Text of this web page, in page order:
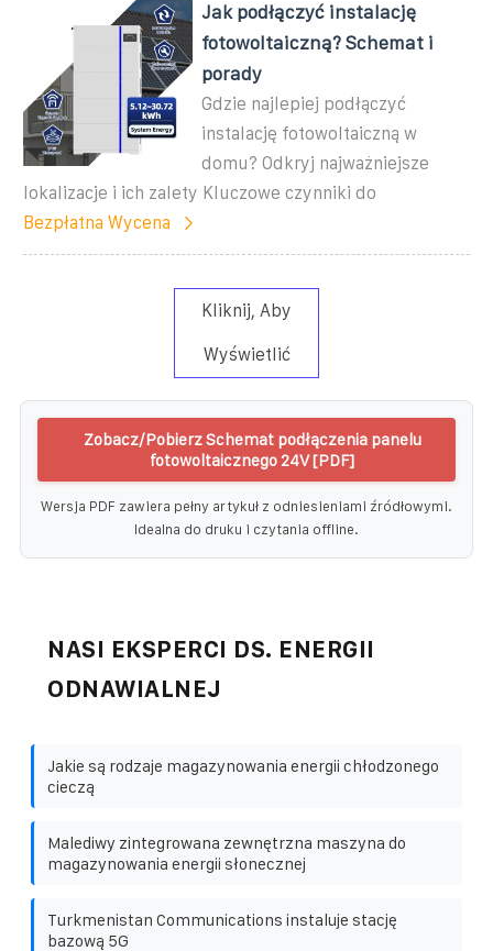
Jak podłączyć instalację
fotowoltaiczną? Schemat i
porady
Gdzie najlepiej podłączyć
instalację fotowoltaiczną w
domu? Odkryj najważniejsze
lokalizacje i ich zalety Kluczowe czynniki do
Bezpłatna Wycena
Kliknij, Aby
Wyświetlić
Zobacz/Pobierz Schemat podłączenia panelu
fotowoltaicznego 24V [PDF]
Wersja PDF zawiera pełny artykuł z odniesieniami źródłowymi.
Idealna do druku i czytania offline.
NASI EKSPERCI DS. ENERGII
ODNAWIALNEJ
Jakie są rodzaje magazynowania energii chłodzonego
cieczą
Malediwy zintegrowana zewnętrzna maszyna do
magazynowania energii słonecznej
Turkmenistan Communications instaluje stację
bazową 5G